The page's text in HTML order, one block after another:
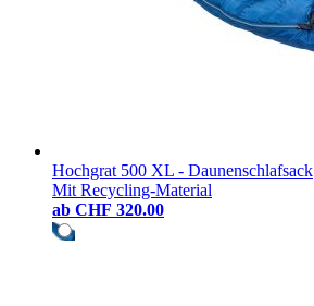
Hochgrat 500 XL - Daunenschlafsack
Mit Recycling-Material
ab CHF 320.00